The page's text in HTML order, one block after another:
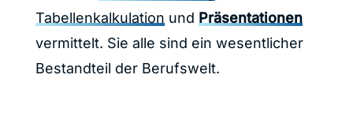
Tabellenkalkulation und Präsentationen
vermittelt. Sie alle sind ein wesentlicher
Bestandteil der Berufswelt.